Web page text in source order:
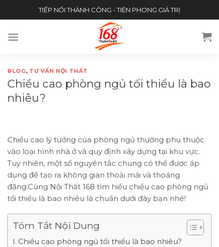
to
TIẾP NỐI THÀNH CÔNG - TIÊN PHONG GIÁ TRỊ
BLOG, TƯ VẤN NỘI THẤT
Chiều cao phòng ngủ tối thiểu là bao
nhiêu?
Chiều cao lý tưởng của phòng ngủ thường phụ thuộc
vào loại hình nhà ở và quy định xây dựng tại khu vực.
Tuy nhiên, một số nguyên tắc chung có thể được áp
dụng để tạo ra không gian thoải mái và thoáng
đãng.Cùng Nội Thất 168 tìm hiểu chiều cao phòng ngủ
tối thiểu là bao nhiêu là chuẩn dưới đây bạn nhé!
Tóm Tắt Nội Dung
Chiều cao phòng ngủ tối thiểu là bao nhiêu?